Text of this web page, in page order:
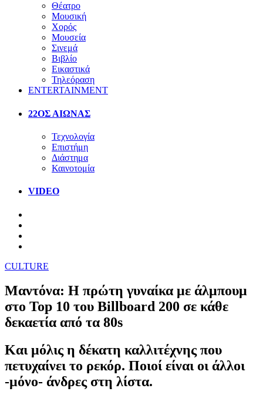
Θέατρο
Μουσική
Χορός
Μουσεία
Σινεμά
Βιβλίο
Εικαστικά
Τηλεόραση
ENTERTAINMENT
22ΟΣ ΑΙΩΝΑΣ
Τεχνολογία
Επιστήμη
Διάστημα
Καινοτομία
VIDEO
CULTURE
Μαντόνα: Η πρώτη γυναίκα με άλμπουμ
στο Top 10 του Billboard 200 σε κάθε
δεκαετία από τα 80s
Και μόλις η δέκατη καλλιτέχνης που
πετυχαίνει το ρεκόρ. Ποιοί είναι οι άλλοι
-μόνο- άνδρες στη λίστα.